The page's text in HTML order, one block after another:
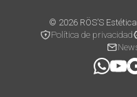
© 2026 RÖS’S
Política de privacidad